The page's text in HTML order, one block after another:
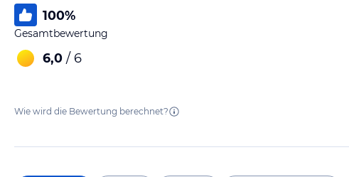
100%
Gesamtbewertung
6,0 / 6
Wie wird die Bewertung berechnet?